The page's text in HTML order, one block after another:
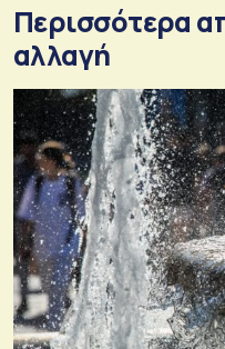
Περισσότερα
αλλαγή